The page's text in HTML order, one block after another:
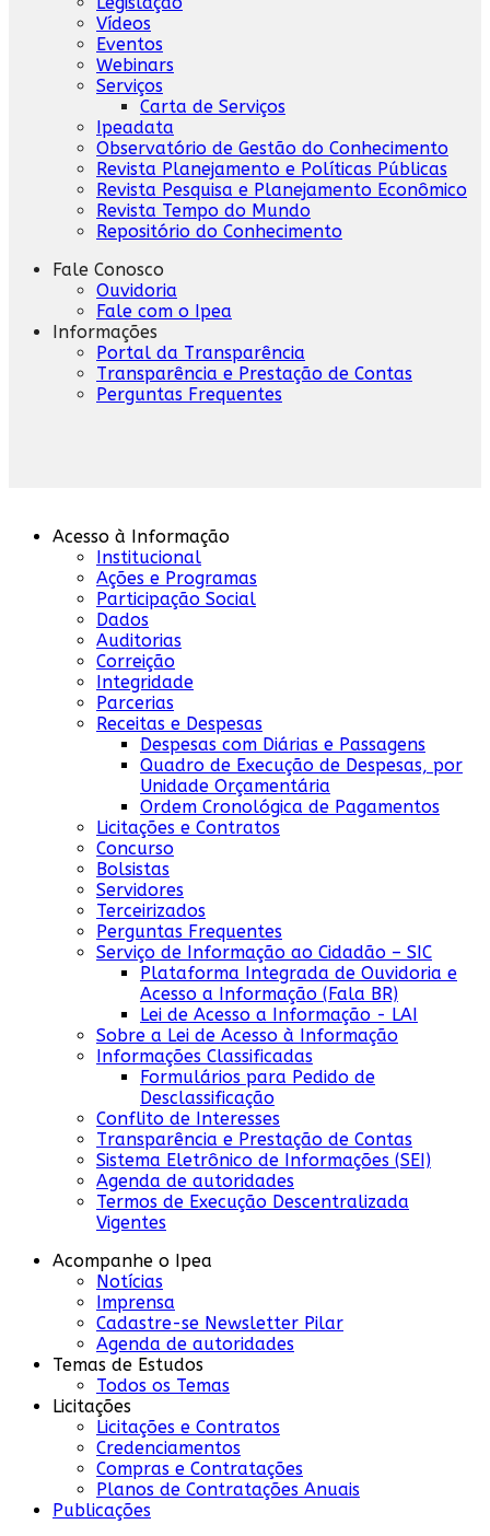
Vídeos
Eventos
Webinars
Serviços
Carta de Serviços
Ipeadata
Observatório de Gestão do Conhecimento
Revista Planejamento e Políticas Públicas
Revista Pesquisa e Planejamento Econômico
Revista Tempo do Mundo
Repositório do Conhecimento
Fale Conosco
Ouvidoria
Fale com o Ipea
Informações
Portal da Transparência
Transparência e Prestação de Contas
Perguntas Frequentes
Acesso à Informação
Institucional
Ações e Programas
Participação Social
Dados
Auditorias
Correição
Integridade
Parcerias
Receitas e Despesas
Despesas com Diárias e Passagens
Quadro de Execução de Despesas, por
Unidade Orçamentária
Ordem Cronológica de Pagamentos
Licitações e Contratos
Concurso
Bolsistas
Servidores
Terceirizados
Perguntas Frequentes
Serviço de Informação ao Cidadão – SIC
Plataforma Integrada de Ouvidoria e
Acesso a Informação (Fala BR)
Lei de Acesso a Informação - LAI
Sobre a Lei de Acesso à Informação
Informações Classificadas
Formulários para Pedido de
Desclassificação
Conflito de Interesses
Transparência e Prestação de Contas
Sistema Eletrônico de Informações (SEI)
Agenda de autoridades
Termos de Execução Descentralizada
Vigentes
Acompanhe o Ipea
Notícias
Imprensa
Cadastre-se Newsletter Pilar
Agenda de autoridades
Temas de Estudos
Todos os Temas
Licitações
Licitações e Contratos
Credenciamentos
Compras e Contratações
Planos de Contratações Anuais
Publicações